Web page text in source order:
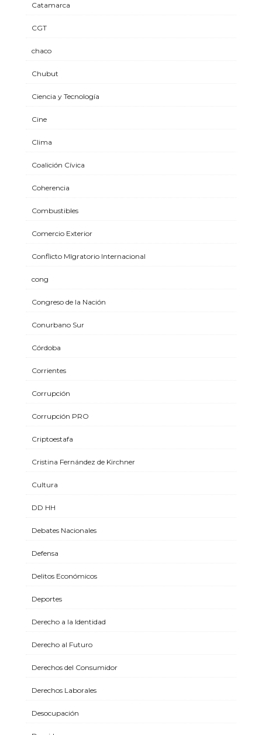
Catamarca
CGT
chaco
Chubut
Ciencia y Tecnología
Cine
Clima
Coalición Cívica
Coherencia
Combustibles
Comercio Exterior
Conflicto MIgratorio Internacional
cong
Congreso de la Nación
Conurbano Sur
Córdoba
Corrientes
Corrupción
Corrupción PRO
Criptoestafa
Cristina Fernández de Kirchner
Cultura
DD HH
Debates Nacionales
Defensa
Delitos Económicos
Deportes
Derecho a la Identidad
Derecho al Futuro
Derechos del Consumidor
Derechos Laborales
Desocupación